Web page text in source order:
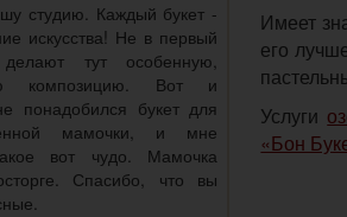
Имеет
его
Услуги
«Бон
студию. Каждый букет -
искусства! Не в первый
тут особенную,
композицию. Вот и
понадобился букет для
мамочки, и мне
вот чудо. Мамочка
Спасибо, что вы